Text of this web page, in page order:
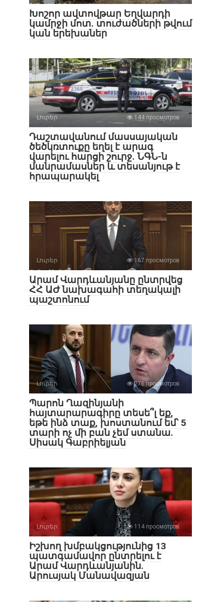
Խոշոր ավտովթար Եղվարդի
կամրջի մոտ. տուժածների թվում
կան երեխաներ
Լուրեր 144 просмотров
Դաշտավանում մասսայական
ծեծկռտուքը եղել է արագ
վարելու հարցի շուրջ. ՆԳՆ-ն
մանրամասներ և տեսանյութ է
հրապարակել
Լուրեր 167 просмотров
Արամ Վարդևանյանը ընտրվեց
ՀՀ ԱԺ նախագահի տեղակալի
պաշտոնում
Լուրեր 276 просмотров
Պարոն Ղազինյանի
հայտարարագիրը տեսե՞լ եք,
եթե ինձ տաք, խոստանում եմ՝ 5
տարի ոչ մի բան չեմ ստանա.
Սիսակ Գաբրիելյան
Լուրեր 114 просмотров
Իշխող խմբակցությունից 13
պատգամավոր ընտրելու է
Արամ Վարդևանյանին.
Արուսյակ Մանավազյան